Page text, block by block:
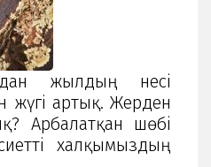
жылдың несі
жүгі артық. Жерден
Арбалатқан шөбі
халқымыздың